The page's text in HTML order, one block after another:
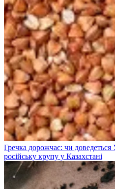
Гречка дорожчає: чи доведеться
російську крупу у Казахстані